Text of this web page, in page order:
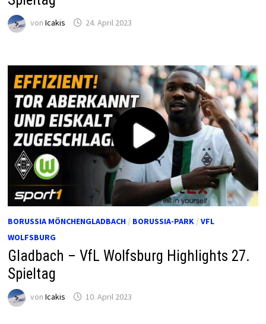
von Icakis 24. April 2023
BORUSSIA MÖNCHENGLADBACH/ BORUSSIA-PARK/ VFL
WOLFSBURG
Gladbach – VfL Wolfsburg Highlights 27.
Spieltag
von Icakis 10. April 2023